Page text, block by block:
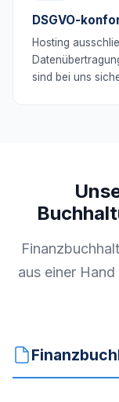
DSGVO-
Hosting
sind bei uns
aus einer